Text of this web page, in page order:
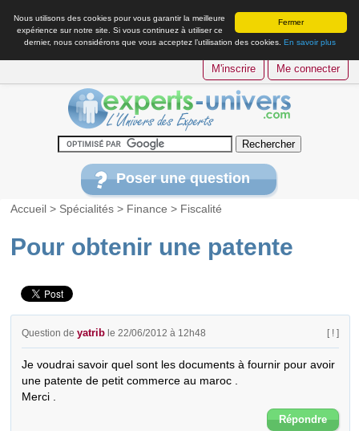
Fermer
Nous utilisons des cookies pour vous garantir la meilleure
expérience sur notre site. Si vous continuez à utiliser ce
dernier, nous considérons que vous acceptez l’utilisation des cookies. En savoir plus
M'inscrire Me connecter
Poser une question
Accueil > Spécialités > Finance > Fiscalité
Pour obtenir une patente
Question deyatrib le 22/06/2012 à 12h48 [ ! ]
Je voudrai savoir quel sont les documents à fournir pour avoir
une patente de petit commerce au maroc .
Merci .
Répondre